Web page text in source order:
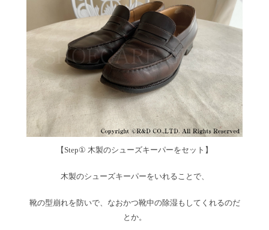
【Step① 木製のシューズキーパーをセット】
木製のシューズキーパーをいれることで、
靴の型崩れを防いで、なおかつ靴中の除湿もしてくれるのだ
とか。